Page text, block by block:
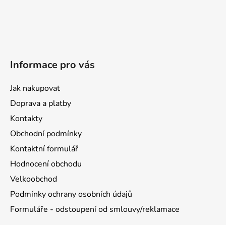
Informace pro vás
Jak nakupovat
Doprava a platby
Kontakty
Obchodní podmínky
Kontaktní formulář
Hodnocení obchodu
Velkoobchod
Podmínky ochrany osobních údajů
Formuláře - odstoupení od smlouvy/reklamace